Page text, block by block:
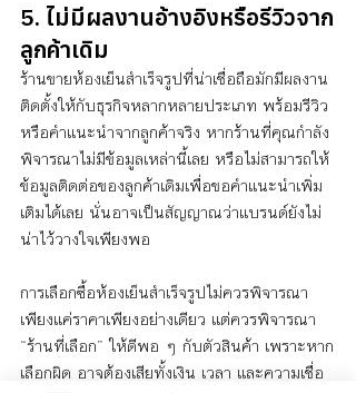
5. ไม่มีผลงานอ้างอิงหรือรีวิวจาก
ลูกค้าเดิม
ร้านขายห้องเย็นสำเร็จรูปที่น่าเชื่อถือมักมีผลงาน
ติดตั้งให้กับธุรกิจหลากหลายประเภท พร้อมรีวิว
หรือคำแนะนำจากลูกค้าจริง หากร้านที่คุณกำลัง
พิจารณาไม่มีข้อมูลเหล่านี้เลย หรือไม่สามารถให้
ข้อมูลติดต่อของลูกค้าเดิมเพื่อขอคำแนะนำเพิ่ม
เติมได้เลย นั่นอาจเป็นสัญญาณว่าแบรนด์ยังไม่
น่าไว้วางใจเพียงพอ
การเลือกซื้อห้องเย็นสำเร็จรูปไม่ควรพิจารณา
เพียงแค่ราคาเพียงอย่างเดียว แต่ควรพิจารณา
“ร้านที่เลือก” ให้ดีพอ ๆ กับตัวสินค้า เพราะหาก
เลือกผิด อาจต้องเสียทั้งเงิน เวลา และความเชื่อ